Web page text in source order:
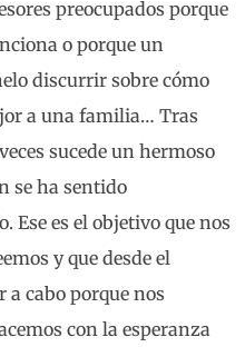
preocupados porque
o porque un
discurrir sobre cómo
a una familia… Tras
sucede un hermoso
se ha sentido
Ese es el objetivo que nos
y que desde el
cabo porque nos
con la esperanza